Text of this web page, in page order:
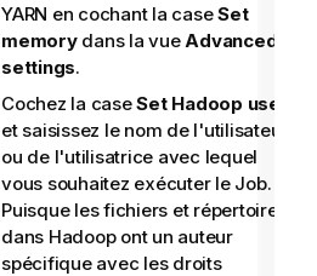
YARN en cochant la caseSet
memorydans la vueAdvanced
settings.
Cochez la caseSet Hadoop user
et saisissez le nom de l'utilisateur
ou de l'utilisatrice avec lequel
vous souhaitez exécuter le Job.
Puisque les fichiers et répertoires
dans Hadoop ont un auteur
spécifique avec les droits